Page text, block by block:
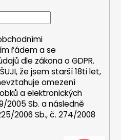
řádem a se
dle zákona oGDPR.
že jsem starší 18ti let,
omezení
a elektronických
2005 Sb. a následně
2006 Sb., č. 274/2008